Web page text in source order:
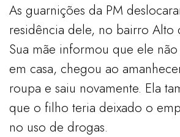
As guarnições da PM
residência dele, no bairro Alto
Sua mãe informou que ele
em casa, chegou ao
roupa e saiu novamente. Ela
que o filho teria deixado o
no uso de drogas.